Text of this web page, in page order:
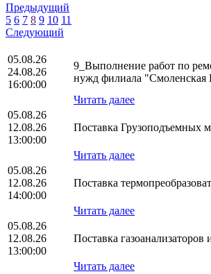
Предыдущий
5 6 7 8 9 10 11
Следующий
05.08.26
24.08.26
16:00:00
9_Выполнение работ по
нужд филиала
Читать далее
05.08.26
12.08.26
13:00:00
Поставка
Читать далее
05.08.26
12.08.26
14:00:00
Поставка
Читать далее
05.08.26
12.08.26
13:00:00
Поставка
Читать далее